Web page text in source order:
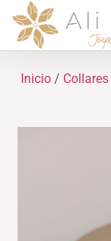
Inicio / Collares